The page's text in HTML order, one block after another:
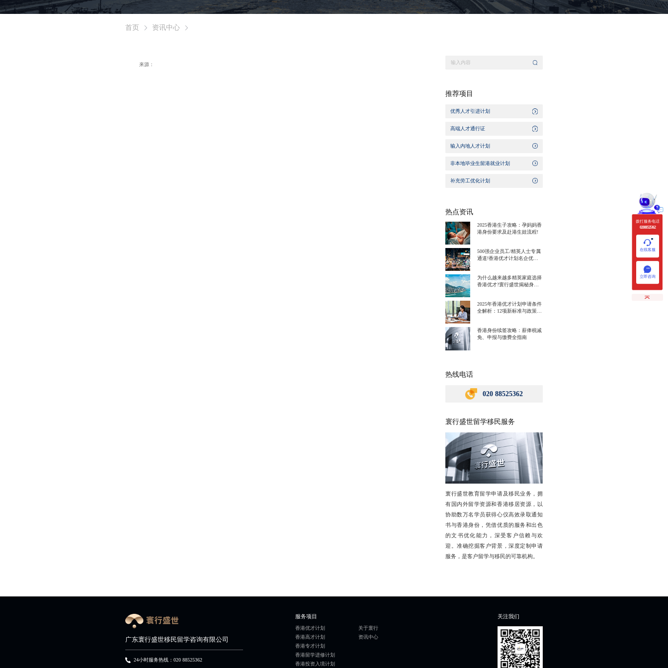
首页 资讯中心
来源：
推荐项目
优秀人才引进计划
高端人才通行证
输入内地人才计划
非本地毕业生留港就业计划
补充劳工优化计划
热点资讯
2025香港生子攻略：孕妈妈香
港身份要求及赴港生娃流程!
500强企业员工/精英人士专属
通道!香港优才计划名企优势
为什么越来越多精英家庭选择
香港优才?寰行盛世揭秘身份
2025年香港优才计划申请条件
全解析：12项新标准与政策解
香港身份续签攻略：薪俸税减
免、申报与缴费全指南
热线电话
020 88525362
寰行盛世留学移民服务
寰行盛世教育留学申请及移民业务，拥
有国内外留学资源和香港移居资源，以
协助数万名学员获得心仪高效录取通知
书与香港身份，凭借优质的服务和出色
的文书优化能力，深受客户信赖与欢
迎。准确挖掘客户背景，深度定制申请
服务，是客户留学与移民的可靠机构。
广东寰行盛世移民留学咨询有限公司
24小时服务热线：020 88525362
服务项目
香港优才计划
香港高才计划
香港专才计划
香港留学进修计划
香港投资入境计划
关于寰行
资讯中心
关注我们
拨打服务电话
020 88525362
在线客服
立即咨询